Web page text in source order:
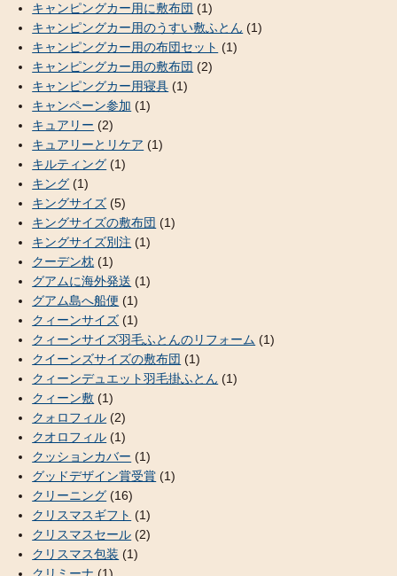
キャンピングカー用に敷布団 (1)
キャンピングカー用のうすい敷ふとん (1)
キャンピングカー用の布団セット (1)
キャンピングカー用の敷布団 (2)
キャンピングカー用寝具 (1)
キャンペーン参加 (1)
キュアリー (2)
キュアリーとリケア (1)
キルティング (1)
キング (1)
キングサイズ (5)
キングサイズの敷布団 (1)
キングサイズ別注 (1)
クーデン枕 (1)
グアムに海外発送 (1)
グアム島へ船便 (1)
クィーンサイズ (1)
クィーンサイズ羽毛ふとんのリフォーム (1)
クイーンズサイズの敷布団 (1)
クィーンデュエット羽毛掛ふとん (1)
クィーン敷 (1)
クォロフィル (2)
クオロフィル (1)
クッションカバー (1)
グッドデザイン賞受賞 (1)
クリーニング (16)
クリスマスギフト (1)
クリスマスセール (2)
クリスマス包装 (1)